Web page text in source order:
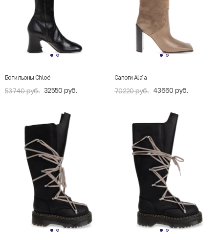
Ботильоны Chloé
53740 руб. 32550 руб.
Сапоги Alaïa
70220 руб. 43660 руб.